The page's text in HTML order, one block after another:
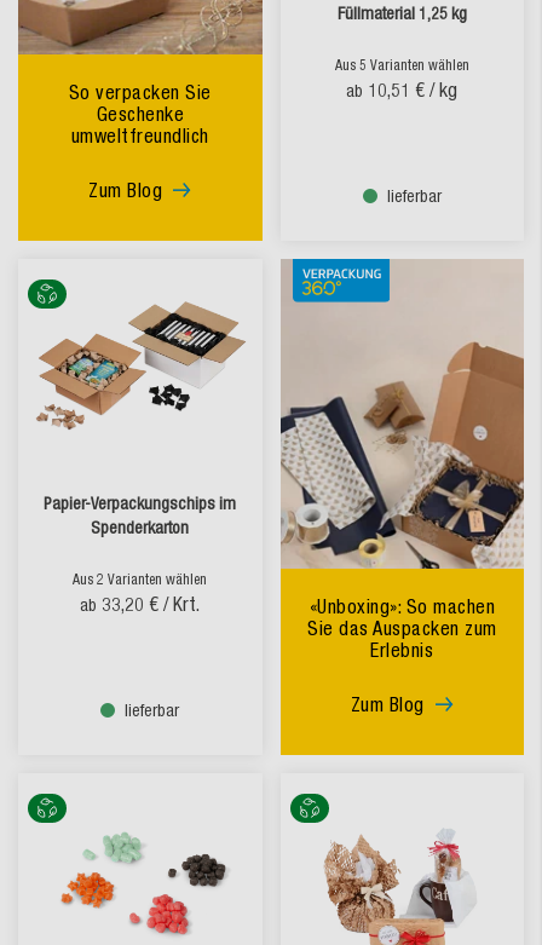
So verpacken Sie
Geschenke
umweltfreundlich
Zum Blog
Füllmaterial 1,25 kg
Aus 5 Varianten wählen
ab 10,51 € / kg
lieferbar
Papier-Verpackungschips im
Spenderkarton
Aus 2 Varianten wählen
ab 33,20 € / Krt.
lieferbar
«Unboxing»: So machen
Sie das Auspacken zum
Erlebnis
Zum Blog